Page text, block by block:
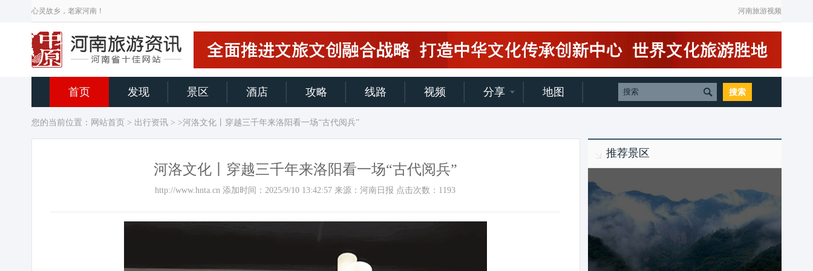
心灵故乡，老家河南！ 河南旅游视频
首页 发现 景区 酒店 攻略 线路 视频 分享 地图
您的当前位置： 网站首页 > 出行资讯 > >河洛文化丨穿越三千年来洛阳看一场“古代阅兵”
河洛文化丨穿越三千年来洛阳看一场“古代阅兵”
http://www.hnta.cn 添加时间：2025/9/10 13:42:57 来源：河南日报 点击次数： 1193
推荐景区